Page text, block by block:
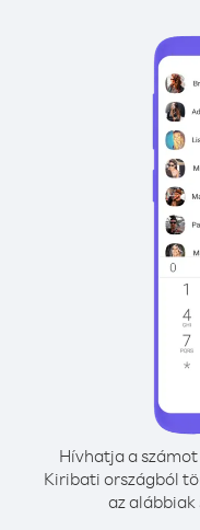
Hívhatja a
Kiribati országból
az alábbiak